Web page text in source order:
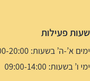
שעות פעילות
ימים א’-ה’ בשעות: 09:00-20:00
ימי ו’ בשעות: 09:00-14:00